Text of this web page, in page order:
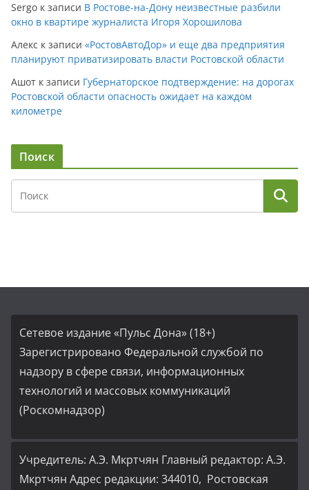
Sergo к записи В Ростове-на-Дону неизвестные разбили
окно в квартире журналиста Игоря Хорошилова
Алекс к записи «РостовАвтоДор» и еще два предприятия
планируют приватизировать власти Ростовской области
Ашот к записи Губернаторское подтверждение: на дорогах
Ростовской области опасность ожидает на каждом
километре
Поиск
Сетевое издание «Пульс Дона» (18+)
Зарегистрировано Федеральной службой по
надзору в сфере связи, информационных
технологий и массовых коммуникаций
(Роскомнадзор)
Учредитель: А.Э. Мкртчян Главный редактор: А.Э.
Мкртчян Адрес редакции: 344010, Ростовская